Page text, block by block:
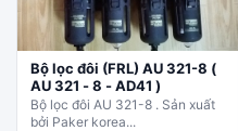
Bộ lọc đôi (FRL) AU 321-8 (
AU 321 - 8 - AD41 )
Bộ lọc đôi AU 321-8 . Sản xuất
bởi Paker korea...